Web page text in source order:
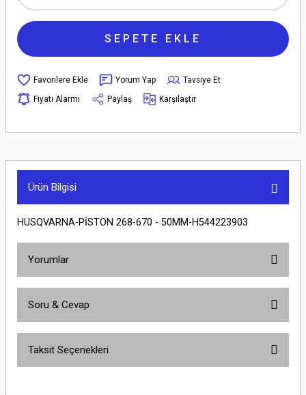
SEPETE EKLE
Yorum Yap
Tavsiye Et
Fiyatı Alarmı
Paylaş Karşılaştır
Ürün Bilgisi
HUSQVARNA-PİSTON 268-670 - 50MM-H544223903
Yorumlar
Soru & Cevap
Taksit Seçenekleri